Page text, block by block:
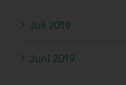
Juli 2019
Juni 2019